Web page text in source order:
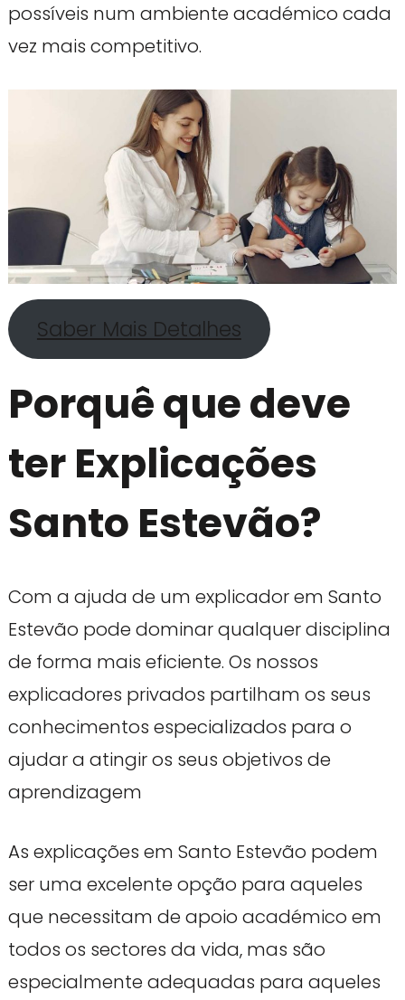
possíveis num ambiente académico cada
vez mais competitivo.
Saber Mais Detalhes
Porquê que deve
ter Explicações
Santo Estevão?
Com a ajuda de um explicador em Santo
Estevão pode dominar qualquer disciplina
de forma mais eficiente. Os nossos
explicadores privados partilham os seus
conhecimentos especializados para o
ajudar a atingir os seus objetivos de
aprendizagem
As explicações em Santo Estevão podem
ser uma excelente opção para aqueles
que necessitam de apoio académico em
todos os sectores da vida, mas são
especialmente adequadas para aqueles